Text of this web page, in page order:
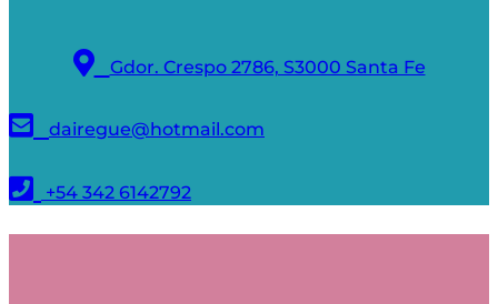
Gdor. Crespo 2786, S3000 Santa Fe
dairegue@hotmail.com
+54 342 6142792